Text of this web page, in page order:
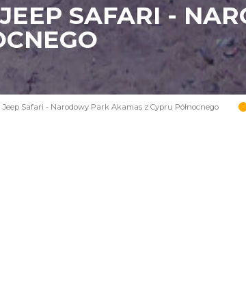
SAFARI -
Safari - Narodowy Park Akamas z Cypru Północnego